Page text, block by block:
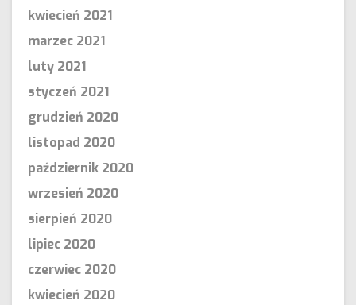
kwiecień 2021
marzec 2021
luty 2021
styczeń 2021
grudzień 2020
listopad 2020
październik 2020
wrzesień 2020
sierpień 2020
lipiec 2020
czerwiec 2020
kwiecień 2020